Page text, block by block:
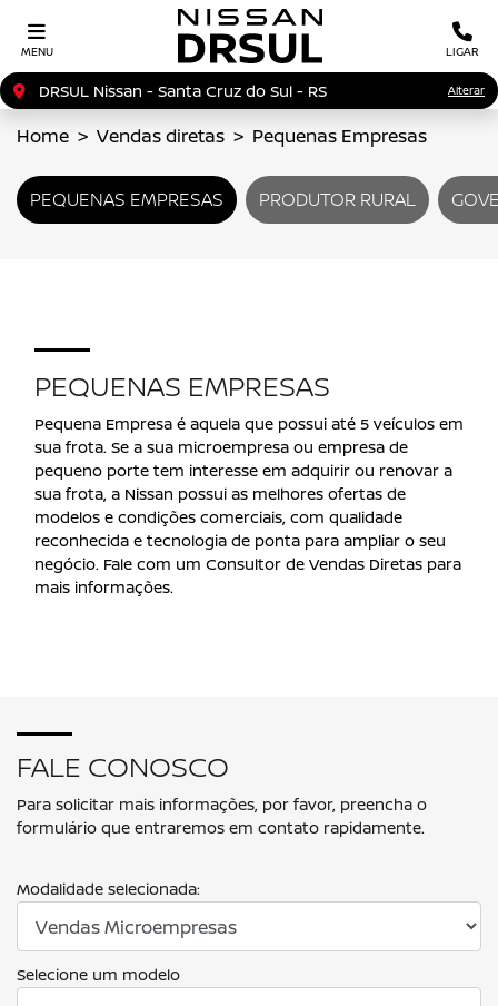
MENU LIGAR
DRSUL Nissan - Santa Cruz do Sul - RS Alterar
Home Vendas diretas Pequenas Empresas
PEQUENAS EMPRESAS PRODUTOR RURAL
PEQUENAS EMPRESAS
Pequena Empresa é aquela que possui até 5 veículos em
sua frota. Se a sua microempresa ou empresa de
pequeno porte tem interesse em adquirir ou renovar a
sua frota, a Nissan possui as melhores ofertas de
modelos e condições comerciais, com qualidade
reconhecida e tecnologia de ponta para ampliar o seu
negócio. Fale com um Consultor de Vendas Diretas para
mais informações.
FALE CONOSCO
Para solicitar mais informações, por favor, preencha o
formulário que entraremos em contato rapidamente.
Modalidade selecionada:
Selecione um modelo